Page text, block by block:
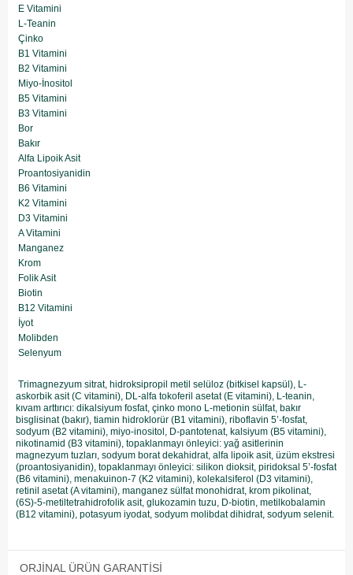
E Vitamini
L-Teanin
Çinko
B1 Vitamini
B2 Vitamini
Miyo-İnositol
B5 Vitamini
B3 Vitamini
Bor
Bakır
Alfa Lipoik Asit
Proantosiyanidin
B6 Vitamini
K2 Vitamini
D3 Vitamini
A Vitamini
Manganez
Krom
Folik Asit
Biotin
B12 Vitamini
İyot
Molibden
Selenyum
Trimagnezyum sitrat, hidroksipropil metil selüloz (bitkisel kapsül), L-
askorbik asit (C vitamini), DL-alfa tokoferil asetat (E vitamini), L-teanin,
kıvam arttırıcı: dikalsiyum fosfat, çinko mono L-metionin sülfat, bakır
bisglisinat (bakır), tiamin hidroklorür (B1 vitamini), riboflavin 5’-fosfat,
sodyum (B2 vitamini), miyo-inositol, D-pantotenat, kalsiyum (B5 vitamini),
nikotinamid (B3 vitamini), topaklanmayı önleyici: yağ asitlerinin
magnezyum tuzları, sodyum borat dekahidrat, alfa lipoik asit, üzüm ekstresi
(proantosiyanidin), topaklanmayı önleyici: silikon dioksit, piridoksal 5’-fosfat
(B6 vitamini), menakuinon-7 (K2 vitamini), kolekalsiferol (D3 vitamini),
retinil asetat (A vitamini), manganez sülfat monohidrat, krom pikolinat,
(6S)-5-metiltetrahidrofolik asit, glukozamin tuzu, D-biotin, metilkobalamin
(B12 vitamini), potasyum iyodat, sodyum molibdat dihidrat, sodyum selenit.
ORJINAL ÜRÜN GARANTISI